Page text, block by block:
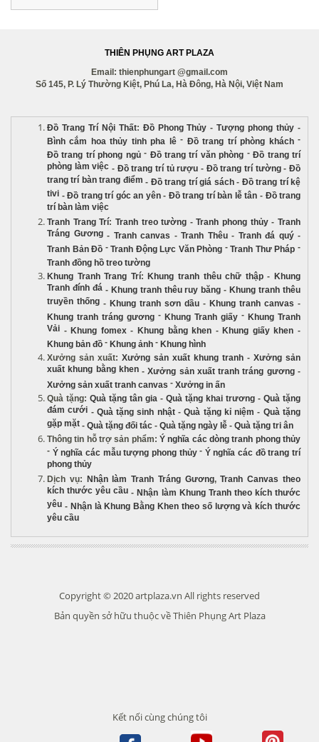
THIÊN PHỤNG ART PLAZA
Email: thienphungart @gmail.com
Số 145, P. Lý Thường Kiệt, Phú La, Hà Đông, Hà Nội, Việt Nam
Đồ Trang Trí Nội Thất: Đồ Phong Thủy -Tượng phong thủy -
Bình cắm hoa thủy tinh pha lê- Đồ trang trí phòng khách-
Đồ trang trí phong ngủ- Đồ trang trí văn phòng -Đồ trang trí
phòng làm việc - Đồ trang trí tủ rượu - Đồ trang trí tường-Đồ
trang trí bàn trang điểm - Đồ trang trí giá sách- Đồ trang trí kệ
tivi -Đồ trang trí góc an yên- Đồ trang trí bàn lễ tân - Đồ trang
trí bàn làm việc
Tranh Trang Trí: Tranh treo tường -Tranh phong thủy-Tranh
Tráng Gương- Tranh canvas - Tranh Thêu- Tranh đá quý-
Tranh Bản Đồ -Tranh Động Lực Văn Phòng -Tranh Thư Pháp -
Tranh đồng hồ treo tường
Khung Tranh Trang Trí: Khung tranh thêu chữ thập- Khung
Tranh đính đá- Khung tranh thêu ruy băng - Khung tranh thêu
truyền thống - Khung tranh sơn dầu - Khung tranh canvas -
Khung tranh tráng gương - Khung Tranh giấy - Khung Tranh
Vải - Khung fomex- Khung bằng khen - Khung giấy khen -
Khung bản đồ - Khung ảnh - Khung hình
Xưởng sản xuất: Xưởng sản xuất khung tranh - Xưởng sản
xuất khung bằng khen-Xưởng sản xuất tranh tráng gương-
Xưởng sản xuất tranh canvas - Xưởng in ấn
Quà tặng: Quà tặng tân gia - Quà tặng khai trương - Quà tặng
đám cưới - Quà tặng sinh nhật-Quà tặng kỉ niệm - Quà tặng
gặp mặt - Quà tặng đối tác - Quà tặng ngày lễ - Quà tặng tri ân
Thông tin hỗ trợ sản phẩm:Ý nghĩa các dòng tranh phong thủy
- Ý nghĩa các mẫu tượng phong thủy- Ý nghĩa các đồ trang trí
phong thủy
Dịch vụ: Nhận làm Tranh Tráng Gương,Tranh Canvas theo
kích thước yêu cầu - Nhận làm Khung Tranh theo kích thước
yêu - Nhận là Khung Bằng Khen theo số lượng và kích thước
yêu cầu
Copyright © 2020 artplaza.vn All rights reserved
Bản quyền sở hữu thuộc về Thiên Phụng Art Plaza
Kết nối cùng chúng tôi